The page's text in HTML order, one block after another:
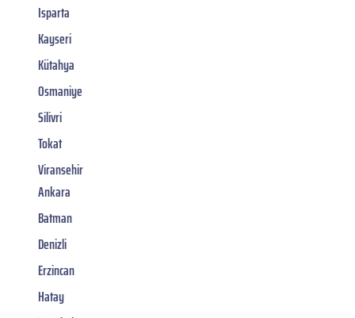
Isparta
Kayseri
Kütahya
Osmaniye
Silivri
Tokat
Viransehir
Ankara
Batman
Denizli
Erzincan
Hatay